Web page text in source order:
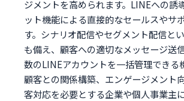
ジメントを高められます。LINEへの誘
ット機能による直接的なセールスやサ
す。シナリオ配信やセグメント配信と
も備え、顧客への適切なメッセージ送
数のLINEアカウントを一括管理できる
顧客との関係構築、エンゲージメント
客対応を必要とする企業や個人事業主